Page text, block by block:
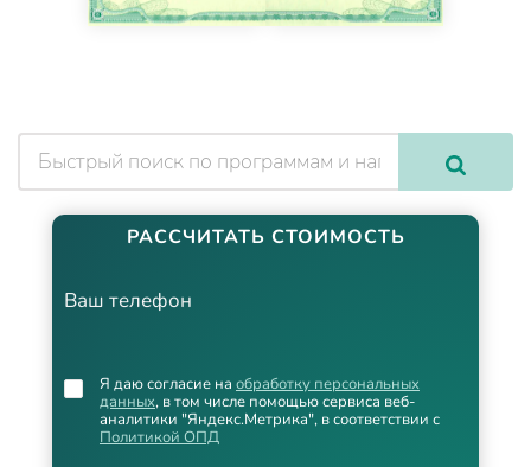
РАССЧИТАТЬ СТОИМОСТЬ
Ваш телефон
Я даю согласие на обработку персональных
данных, в том числе помощью сервиса веб-
аналитики "Яндекс.Метрика", в соответствии с
Политикой ОПД